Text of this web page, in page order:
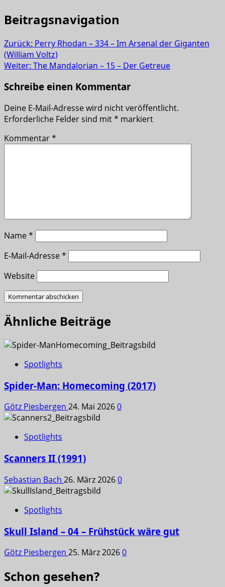
Beitragsnavigation
Zurück: Perry Rhodan – 334 – Im Arsenal der Giganten
(William Voltz)
Weiter: The Mandalorian – 15 – Der Getreue
Schreibe einen Kommentar
Deine E-Mail-Adresse wird nicht veröffentlicht.
Erforderliche Felder sind mit* markiert
Kommentar*
Name*
E-Mail-Adresse*
Website
Ähnliche Beiträge
Spotlights
Spider-Man: Homecoming (2017)
Götz Piesbergen 24. Mai 20260
Spotlights
Scanners II (1991)
Sebastian Bach 26. März 20260
Spotlights
Skull Island – 04 – Frühstück wäre gut
Götz Piesbergen 25. März 20260
Schon gesehen?